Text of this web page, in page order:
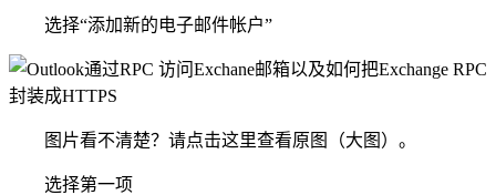
选择“添加新的电子邮件帐户”
图片看不清楚？请点击这里查看原图（大图）。
选择第一项